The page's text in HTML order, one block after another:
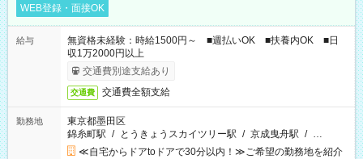
WEB登録・面接OK
給与
無資格未経験：時給1500円～ ■週払いOK ■扶養内OK ■日
収1万2000円以上
交通費別途支給あり
交通費 交通費全額支給
勤務地
東京都墨田区
錦糸町駅 / とうきょうスカイツリー駅 / 京成曳舟駅 / …
≪自宅からドアtoドアで30分以内！≫ご希望の勤務地を紹介